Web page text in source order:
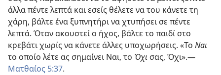
άλλα πέντε λεπτά και εσείς θέλετε να του κάνετε τη
χάρη, βάλτε ένα ξυπνητήρι να χτυπήσει σε πέντε
λεπτά. Όταν ακουστεί ο ήχος, βάλτε το παιδί στο
κρεβάτι χωρίς να κάνετε άλλες υποχωρήσεις. «Το Ναι
το οποίο λέτε ας σημαίνει Ναι, το Όχι σας, Όχι».​—
Ματθαίος 5:37.